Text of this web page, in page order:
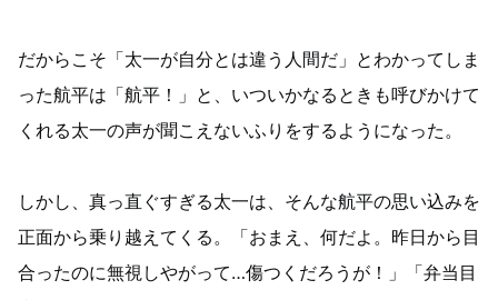
だからこそ「太一が自分とは違う人間だ」とわかってしま
った航平は「航平！」と、いついかなるときも呼びかけて
くれる太一の声が聞こえないふりをするようになった。
しかし、真っ直ぐすぎる太一は、そんな航平の思い込みを
正面から乗り越えてくる。「おまえ、何だよ。昨日から目
合ったのに無視しやがって…傷つくだろうが！」「弁当目